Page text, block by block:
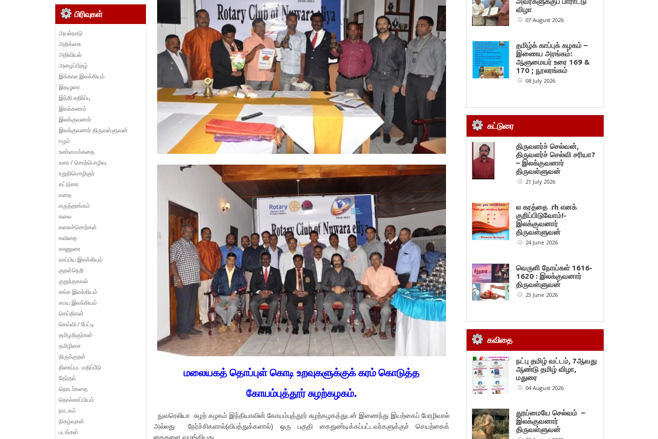
மலையகத் தொப்புள் கொடி உறவுகளுக்குக் கரம் கொடுத்த
கோயம்புத்தூர் சுழற்கழகம்.
நுவரெலியா சுழற் கழகம் இந்தியாவின் கோயம்புத்தூர் சுழற்கழகத்துடன் இணைந்து இயற்கைப் பேரழிவால்
அல்லது நேர்ச்சிகளால்(விபத்துக்களால்) ஒரு பகுதி கைதுண்டிக்கப்பட்டவர்களுக்குச் செயற்கைக்
கைகளை வழங்கியது.
பிரிவுகள்
அயல்நாடு
அறிக்கை
அறிவியல்
அழைப்பிதழ்
இக்கால இலக்கியம்
இதழுரை
இந்தி எதிர்ப்பு
இலக்கணம்
இலக்குவனார்
இலக்குவனார் திருவள்ளுவன்
ஈழம்
உண்மைக்கதை
உரை / சொற்பொழிவு
உறுதிமொழிஞர்
கட்டுரை
கதை
கருத்தரங்கம்
கலை
கலைச்சொற்கள்
கவிதை
காணுரை
காப்பிய இலக்கியம்
குறள்நெறி
குறுந்தகவல்
சங்க இலக்கியம்
சமய இலக்கியம்
செய்திகள்
செவ்வி / பேட்டி
தமிழறிஞர்கள்
தமிழிசை
திருக்குறள்
திரைப்பட மதிப்பீடு
தேர்தல்
தொடர்கதை
தொல்காப்பியம்
நாடகம்
நிகழ்வுகள்
படங்கள்
விழா
07 August 2026
தமிழ்க் காப்புக் கழகம் –
இணைய அரங்கம்:
ஆளுமையர் உரை 169 &
170 ; நூலரங்கம்
08 July 2026
கட்டுரை
திருவளர்ச் செல்வன்,
திருவளர்ச் செல்வி சரியா?
– இலக்குவனார்
திருவள்ளுவன்
21 July 2026
ல கரத்தை rh எனக்
குறிப்பிடுவோம்!-
இலக்குவனார்
திருவள்ளுவன்
24 June 2026
வெருளி நோய்கள் 1616-
1620 : இலக்குவனார்
திருவள்ளுவன்
23 June 2026
கவிதை
நட்பு தமிழ் வட்டம், 7ஆவது
ஆண்டு தமிழ் விழா,
மதுரை
04 August 2026
தூய்மையே செல்வம் –
இலக்குவனார்
திருவள்ளுவன்